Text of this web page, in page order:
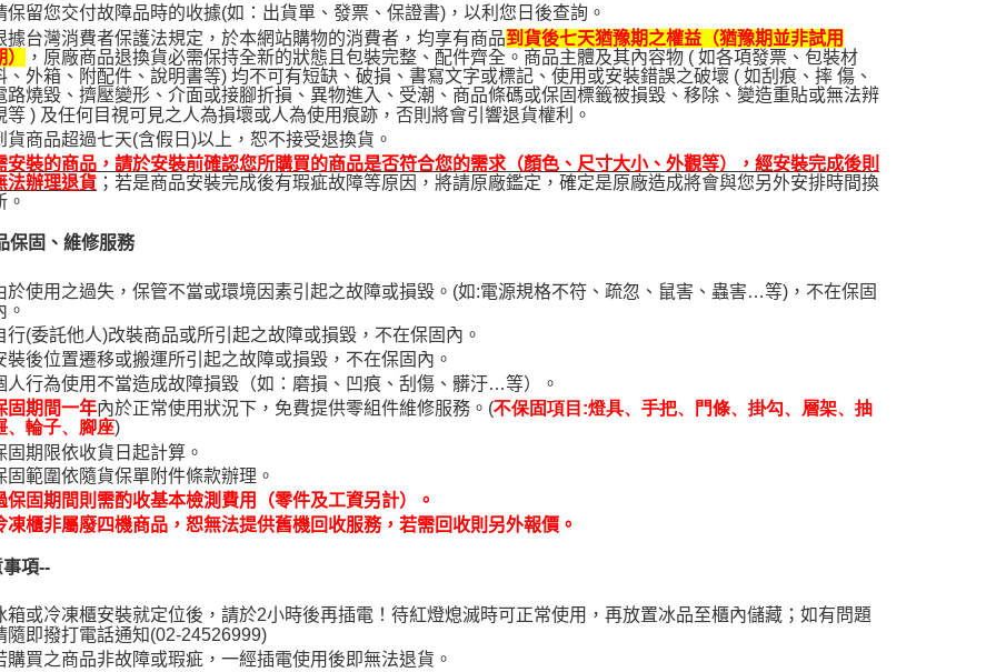
保留您交付故障品時的收據(如：出貨單、發票、保證書)，以利您日後查詢。
據台灣消費者保護法規定，於本網站購物的消費者，均享有商品到貨後七天猶豫期之權益（猶豫期並非試用
）
，原廠商品退換貨必需保持全新的狀態且包裝完整、配件齊全。商品主體及其內容物 ( 如各項發票、包裝材
、外箱、附配件、說明書等) 均不可有短缺、破損、書寫文字或標記、使用或安裝錯誤之破壞 ( 如刮痕、摔 傷、
路燒毀、擠壓變形、介面或接腳折損、異物進入、受潮、商品條碼或保固標籤被損毀、移除、變造重貼或無法辨
等 ) 及任何目視可見之人為損壞或人為使用痕跡，否則將會引響退貨權利。
貨商品超過七天(含假日)以上，恕不接受退換貨。
安裝的商品，請於安裝前確認您所購買的商品是否符合您的需求（顏色、尺寸大小、外觀等），經安裝完成後則
法辦理退貨 ；若是商品安裝完成後有瑕疵故障等原因，將請原廠鑑定，確定是原廠造成將會與您另外安排時間換
。
保固、維修服務
於使用之過失，保管不當或環境因素引起之故障或損毀。(如:電源規格不符、疏忽、鼠害、蟲害…等)，不在保固
。
行(委託他人)改裝商品或所引起之故障或損毀，不在保固內。
裝後位置遷移或搬運所引起之故障或損毀，不在保固內。
人行為使用不當造成故障損毀（如：磨損、凹痕、刮傷、髒汙…等）。
固期間一年內於正常使用狀況下，免費提供零組件維修服務。(不保固項目:燈具、手把、門條、掛勾、層架、抽
、輪子、腳座)
固期限依收貨日起計算。
固範圍依隨貨保單附件條款辦理。
保固期間則需酌收基本檢測費用（零件及工資另計）。
凍櫃非屬廢四機商品，恕無法提供舊機回收服務，若需回收則另外報價。
項--
箱或冷凍櫃安裝就定位後，請於2小時後再插電！待紅燈熄滅時可正常使用，再放置冰品至櫃內儲藏；如有問題
隨即撥打電話通知(02-24526999)
購買之商品非故障或瑕疵，一經插電使用後即無法退貨。